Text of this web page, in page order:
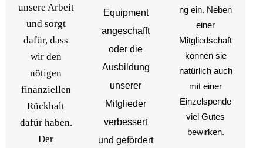
unsere Arbeit
und sorgt
dafür, dass
wir den
nötigen
finanziellen
Rückhalt
dafür haben.
Der
Equipment
angeschafft
oder die
Ausbildung
unserer
Mitglieder
verbessert
und gefördert
ng ein. Neben
einer
Mitgliedschaft
können sie
natürlich auch
mit einer
Einzelspende
viel Gutes
bewirken.